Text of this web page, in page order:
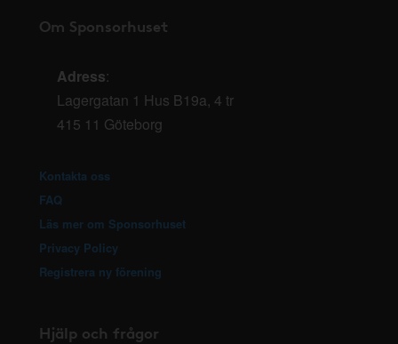
Om Sponsorhuset
Adress:
Lagergatan 1 Hus B19a, 4 tr
415 11 Göteborg
Kontakta oss
FAQ
Läs mer om Sponsorhuset
Privacy Policy
Registrera ny förening
Hjälp och frågor